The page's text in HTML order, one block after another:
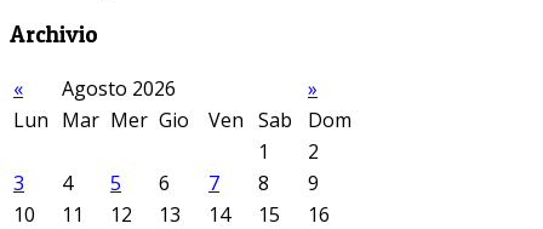
Archivio
« Agosto 2026
»
Lun Mar Mer Gio Ven Sab
Dom
1
2
3
4 5 6 7 8
9
10
11 12 13 14 15
16